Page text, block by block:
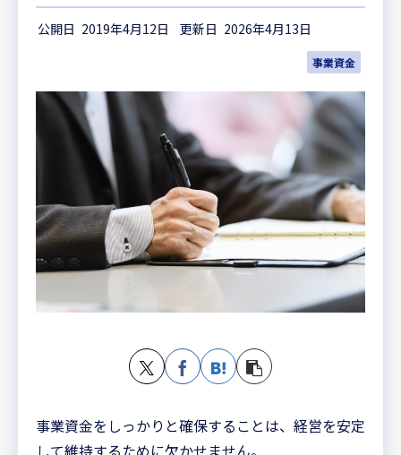
2019年4月12日 2026年4月13日
事業資金
事業資金をしっかりと確保することは、経営を安定
して維持するために欠かせません。